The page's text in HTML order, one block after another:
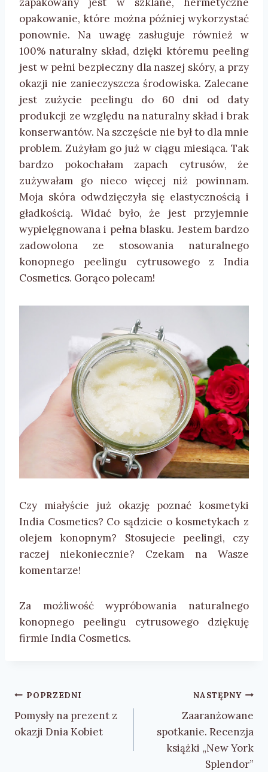
opakowanie, które można później wykorzystać
ponownie. Na uwagę zasługuje również w
100% naturalny skład, dzięki któremu peeling
jest w pełni bezpieczny dla naszej skóry, a przy
okazji nie zanieczyszcza środowiska. Zalecane
jest zużycie peelingu do 60 dni od daty
produkcji ze względu na naturalny skład i brak
konserwantów. Na szczęście nie był to dla mnie
problem. Zużyłam go już w ciągu miesiąca. Tak
bardzo pokochałam zapach cytrusów, że
zużywałam go nieco więcej niż powinnam.
Moja skóra odwdzięczyła się elastycznością i
gładkością. Widać było, że jest przyjemnie
wypielęgnowana i pełna blasku. Jestem bardzo
zadowolona ze stosowania naturalnego
konopnego peelingu cytrusowego z India
Cosmetics. Gorąco polecam!
Czy miałyście już okazję poznać kosmetyki
India Cosmetics? Co sądzicie o kosmetykach z
olejem konopnym? Stosujecie peelingi, czy
raczej niekoniecznie? Czekam na Wasze
komentarze!
Za możliwość wypróbowania naturalnego
konopnego peelingu cytrusowego dziękuję
firmie India Cosmetics.
Nawigacja
wpisu
POPRZEDNI
Pomysły na prezent z
okazji Dnia Kobiet
NASTĘPNY
Zaaranżowane
spotkanie. Recenzja
książki „New York
Splendor”